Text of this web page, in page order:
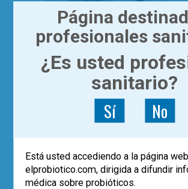
ACTUALÍZATE | ARTÍCULOS
¿Podrían los
mejorar la
inmunogenicidad de las
vacunas?
Dra. Virginia Robles
Existen determinadas
Página
profesionales
¿Es usted
sanitario?
Sí No
Está usted accediendo a la página web
elprobiotico.com, dirigida a difundir
médica sobre probióticos.